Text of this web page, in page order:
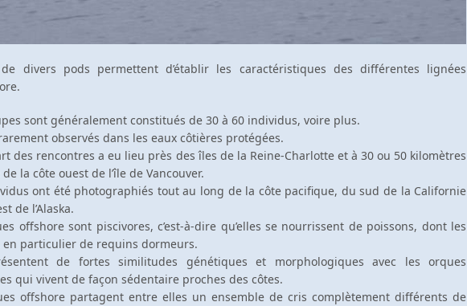
de divers pods permettent d’établir les caractéristiques des différentes lignées
sont généralement constitués de 30 à 60 individus, voire plus.
observés dans les eaux côtières protégées.
des rencontres a eu lieu près des îles de la Reine-Charlotte et à 30 ou 50 kilomètres
la côte ouest de l’île de Vancouver.
ont été photographiés tout au long de la côte pacifique, du sud de la Californie
de l’Alaska.
offshore sont piscivores, c’est-à-dire qu’elles se nourrissent de poissons, dont les
en particulier de requins dormeurs.
de fortes similitudes génétiques et morphologiques avec les orques
qui vivent de façon sédentaire proches des côtes.
offshore partagent entre elles un ensemble de cris complètement différents de